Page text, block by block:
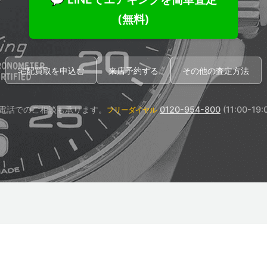
(無料)
宅配買取を申込む 来店予約する その他の査定方法
話でのご相談も承ります。 フリーダイヤル 0120-954-800 (11:00-